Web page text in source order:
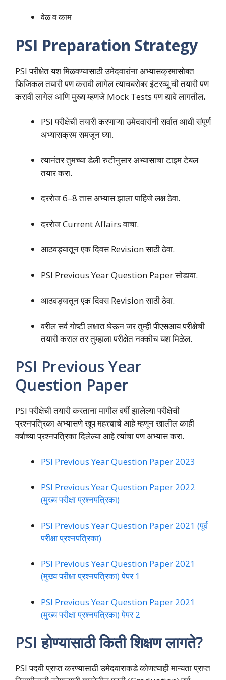
वेळ व काम
PSI Preparation Strategy
PSI परीक्षेत यश मिळवण्यासाठी उमेदवारांना अभ्यासक्रमासोबत
फिजिकल तयारी पण करावी लागेल त्याचबरोबर इंटरव्यू ची तयारी पण
करावी लागेल आणि मुख्य म्हणजे Mock Tests पण द्यावे लागतील.
PSI परीक्षेची तयारी करणाऱ्या उमेदवारांनी सर्वात आधी संपूर्ण
अभ्यासक्रम समजून घ्या.
त्यानंतर तुमच्या डेली रुटीनुसार अभ्यासाचा टाइम टेबल
तयार करा.
दररोज 6–8 तास अभ्यास झाला पाहिजे लक्ष ठेवा.
दररोज Current Affairs वाचा.
आठवड्यातून एक दिवस Revision साठी ठेवा.
PSI Previous Year Question Paper सोडावा.
आठवड्यातून एक दिवस Revision साठी ठेवा.
वरील सर्व गोष्टी लक्षात घेऊन जर तुम्ही पीएसआय परीक्षेची
तयारी कराल तर तुम्हाला परीक्षेत नक्कीच यश मिळेल.
PSI Previous Year
Question Paper
PSI परीक्षेची तयारी करताना मागील वर्षी झालेल्या परीक्षेची
प्रश्नपत्रिका अभ्यासणे खूप महत्त्वाचे आहे म्हणून खालील काही
वर्षाच्या प्रश्नपत्रिका दिलेल्या आहे त्यांचा पण अभ्यास करा.
PSI Previous Year Question Paper 2023
PSI Previous Year Question Paper 2022
(मुख्य परीक्षा प्रश्नपत्रिका)
PSI Previous Year Question Paper 2021 (पूर्व
परीक्षा प्रश्नपत्रिका)
PSI Previous Year Question Paper 2021
(मुख्य परीक्षा प्रश्नपत्रिका) पेपर 1
PSI Previous Year Question Paper 2021
(मुख्य परीक्षा प्रश्नपत्रिका) पेपर 2
PSI होण्यासाठी किती शिक्षण लागते?
PSI पदवी प्राप्त करण्यासाठी उमेदवाराकडे कोणत्याही मान्यता प्राप्त